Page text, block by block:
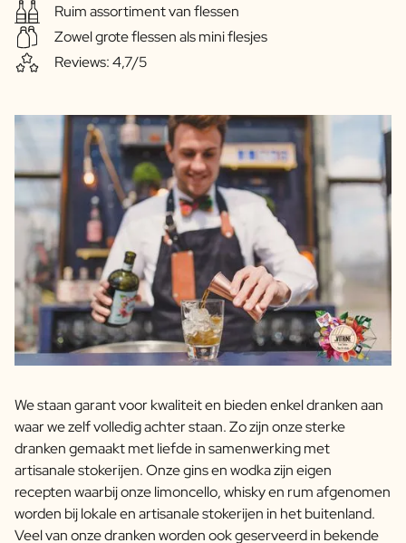
FAQ
Contact
Ruim assortiment van flessen
Zowel grote flessen als mini flesjes
Reviews: 4,7/5
We staan garant voor kwaliteit en bieden enkel dranken aan
waar we zelf volledig achter staan. Zo zijn onze sterke
dranken gemaakt met liefde in samenwerking met
artisanale stokerijen. Onze gins en wodka zijn eigen
recepten waarbij onze limoncello, whisky en rum afgenomen
worden bij lokale en artisanale stokerijen in het buitenland.
Veel van onze dranken worden ook geserveerd in bekende